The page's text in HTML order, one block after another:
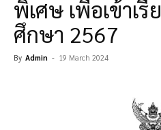
พิเศษ เพื่อเข้าเ
ศึกษา 2567
By Admin - 19 March 2024